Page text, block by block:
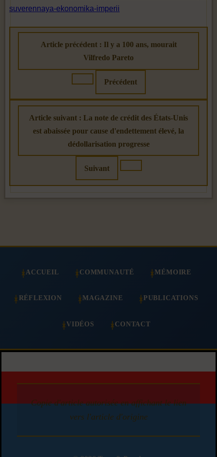
suverennaya-ekonomika-imperii
Article précédent : Il y a 100 ans, mourait
Vilfredo Pareto
Précédent
Article suivant : La note de crédit des États-Unis
est abaissée pour cause d'endettement élevé, la
dédollarisation progresse
Suivant
ACCUEIL COMMUNAUTÉ MÉMOIRE
RÉFLEXION MAGAZINE PUBLICATIONS
VIDÉOS CONTACT
Copie d'article autorisée en affichant le lien
vers l'article d'origine